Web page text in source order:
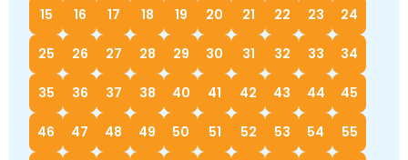
15 16 17 18 19 20 21 22 23 24
25 26 27 28 29 30 31 32 33 34
35 36 37 38 40 41 42 43 44 45
46 47 48 49 50 51 52 53 54 55